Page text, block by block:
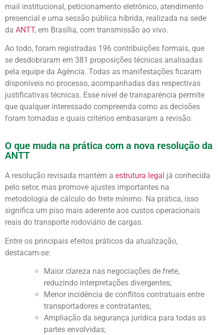
mail institucional, peticionamento eletrônico, atendimento
presencial e uma sessão pública híbrida, realizada na sede
da ANTT, em Brasília, com transmissão ao vivo.
Ao todo, foram registradas 196 contribuições formais, que
se desdobraram em 381 proposições técnicas analisadas
pela equipe da Agência. Todas as manifestações ficaram
disponíveis no processo, acompanhadas das respectivas
justificativas técnicas. Esse nível de transparência permite
que qualquer interessado compreenda como as decisões
foram tomadas e quais critérios embasaram a revisão.
O que muda na prática com a nova resolução da
ANTT
A resolução revisada mantém a estrutura legal já conhecida
pelo setor, mas promove ajustes importantes na
metodologia de cálculo do frete mínimo. Na prática, isso
significa um piso mais aderente aos custos operacionais
reais do transporte rodoviário de cargas.
Entre os principais efeitos práticos da atualização,
destacam-se:
Maior clareza nas negociações de frete,
reduzindo interpretações divergentes;
Menor incidência de conflitos contratuais entre
transportadores e contratantes;
Ampliação da segurança jurídica para todas as
partes envolvidas;